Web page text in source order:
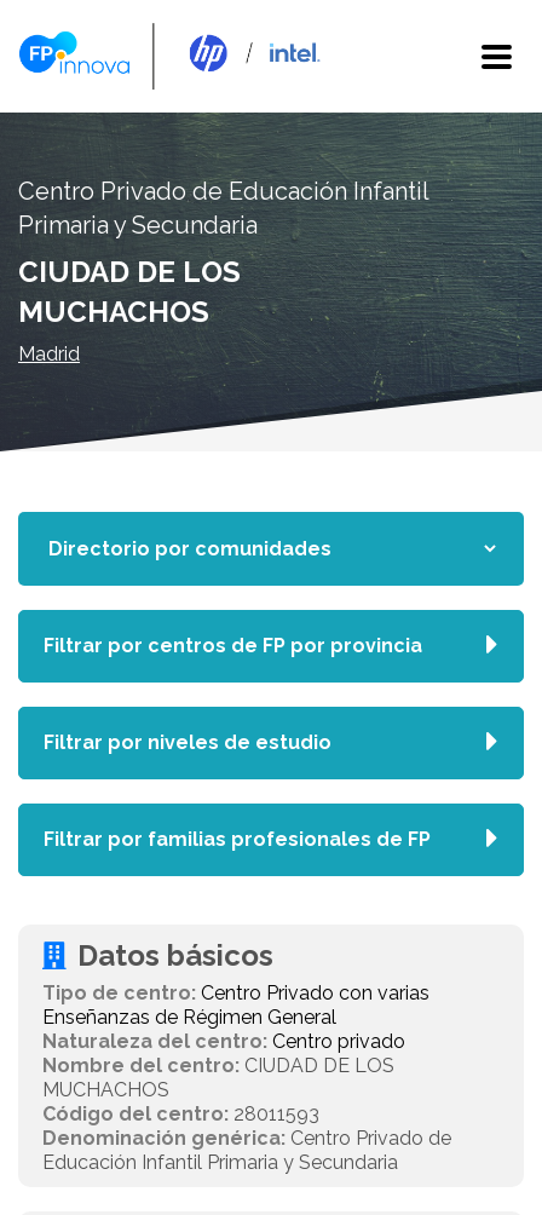
Centro Privado de Educación Infantil
Primaria y Secundaria
CIUDAD DE LOS
MUCHACHOS
Madrid
Datos básicos
Tipo de centro: Centro Privado con varias
Enseñanzas de Régimen General
Naturaleza del centro: Centro privado
Nombre del centro: CIUDAD DE LOS
MUCHACHOS
Código del centro: 28011593
Denominación genérica: Centro Privado de
Educación Infantil Primaria y Secundaria
Filtrar por centros de FP por provincia
Filtrar por niveles de estudio
Filtrar por familias profesionales de FP